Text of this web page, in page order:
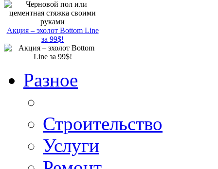
Акция – эхолот Bottom Line
за 99$!
Разное
Строительство
Услуги